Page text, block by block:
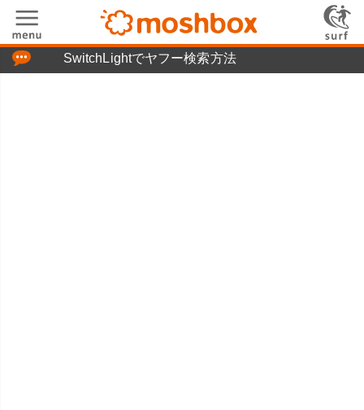
フー検索方法
「つぶやき」の使い方